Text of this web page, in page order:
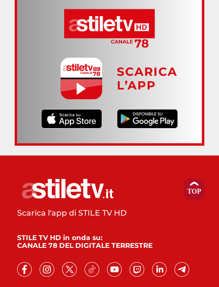
SCARICA
L’APP
Scarica l'app di STILE TV HD
STILE TV HD in onda su:
CANALE 78 DEL DIGITALE TERRESTRE